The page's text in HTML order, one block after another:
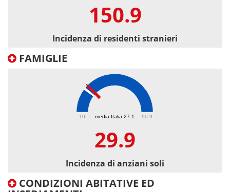
150.9
Incidenza di residenti stranieri
FAMIGLIE
media Italia 27.1
10 90.9
29.9
Incidenza di anziani soli
CONDIZIONI ABITATIVE ED